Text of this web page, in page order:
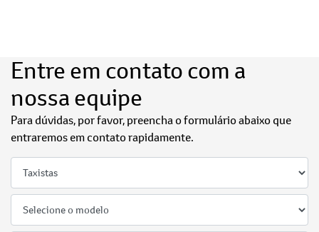
Entre em contato com a
nossa equipe
Para dúvidas, por favor, preencha o formulário abaixo que
entraremos em contato rapidamente.